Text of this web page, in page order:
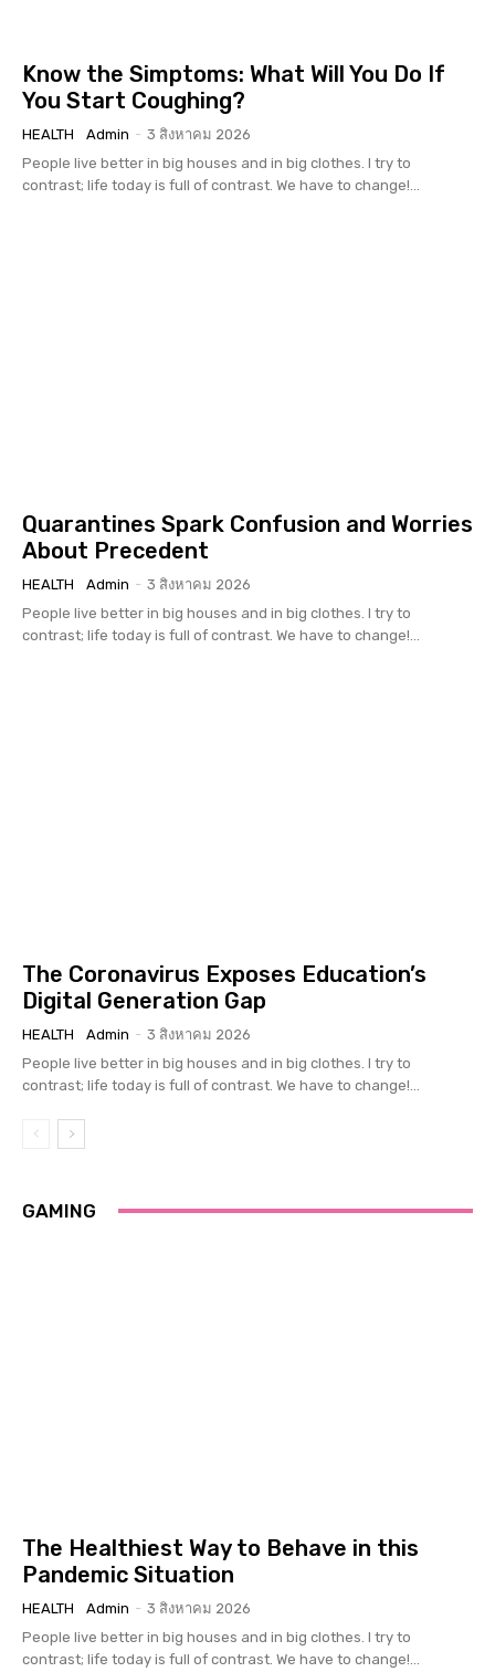
Know the Simptoms: What Will You Do If
You Start Coughing?
HEALTH Admin - 3 สิงหาคม 2026
People live better in big houses and in big clothes. I try to
contrast; life today is full of contrast. We have to change!...
Quarantines Spark Confusion and Worries
About Precedent
HEALTH Admin - 3 สิงหาคม 2026
People live better in big houses and in big clothes. I try to
contrast; life today is full of contrast. We have to change!...
The Coronavirus Exposes Education’s
Digital Generation Gap
HEALTH Admin - 3 สิงหาคม 2026
People live better in big houses and in big clothes. I try to
contrast; life today is full of contrast. We have to change!...
GAMING
The Healthiest Way to Behave in this
Pandemic Situation
HEALTH Admin - 3 สิงหาคม 2026
People live better in big houses and in big clothes. I try to
contrast; life today is full of contrast. We have to change!...